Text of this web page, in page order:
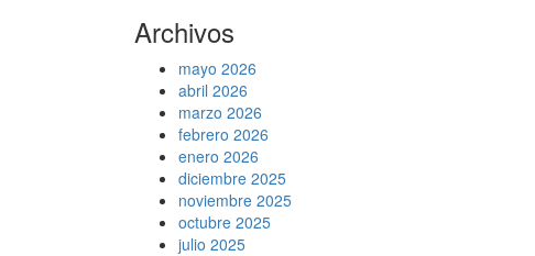
Archivos
mayo 2026
abril 2026
marzo 2026
febrero 2026
enero 2026
diciembre 2025
noviembre 2025
octubre 2025
julio 2025